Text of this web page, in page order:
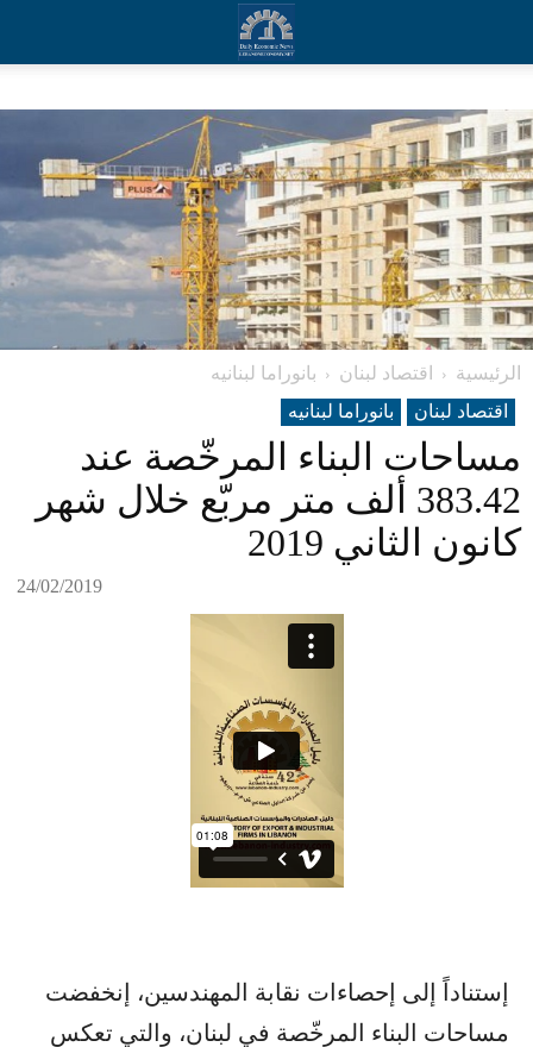
الرئيسية اقتصاد لبنان
بانوراما لبنانیه
اقتصاد لبنان
بانوراما لبنانیه
مساحات البناء المرخّصة عند
383.42 ألف متر مربّع خلال شهر
كانون الثاني 2019
24/02/2019
إستناداً إلى إحصاءات نقابة المهندسين، إنخفضت
مساحات البناء المرخّصة في لبنان، والتي تعكس